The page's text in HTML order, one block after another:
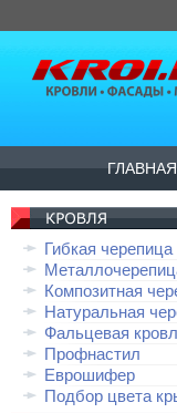
ГЛАВНАЯ
Гибкая черепица
Композитная
Натуральная
Фальцевая
Профнастил
Еврошифер
Подбор цвета